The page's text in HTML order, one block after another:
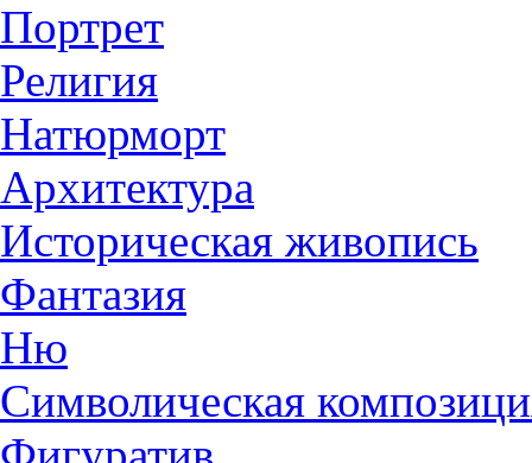
Портрет
Религия
Натюрморт
Архитектура
Историческая живопись
Фантазия
Ню
Символическая